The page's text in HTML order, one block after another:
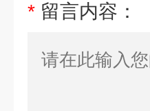
* 留言内容：